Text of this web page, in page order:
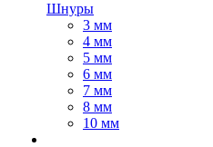
Шнуры
3 мм
4 мм
5 мм
6 мм
7 мм
8 мм
10 мм